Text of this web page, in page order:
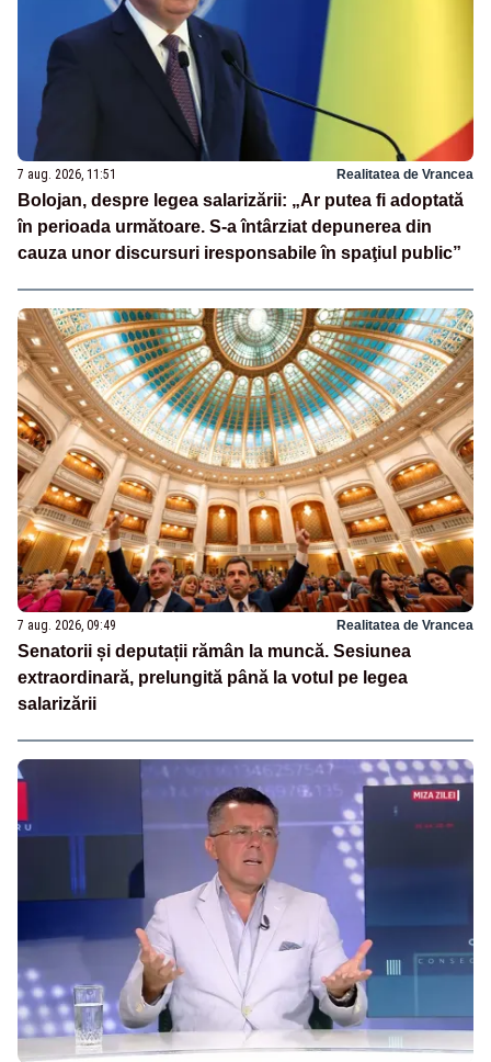
7 aug. 2026, 11:51 Realitatea de Vrancea
Bolojan, despre legea salarizării: „Ar putea fi adoptată
în perioada următoare. S-a întârziat depunerea din
cauza unor discursuri iresponsabile în spaţiul public”
7 aug. 2026, 09:49 Realitatea de Vrancea
Senatorii și deputații rămân la muncă. Sesiunea
extraordinară, prelungită până la votul pe legea
salarizării